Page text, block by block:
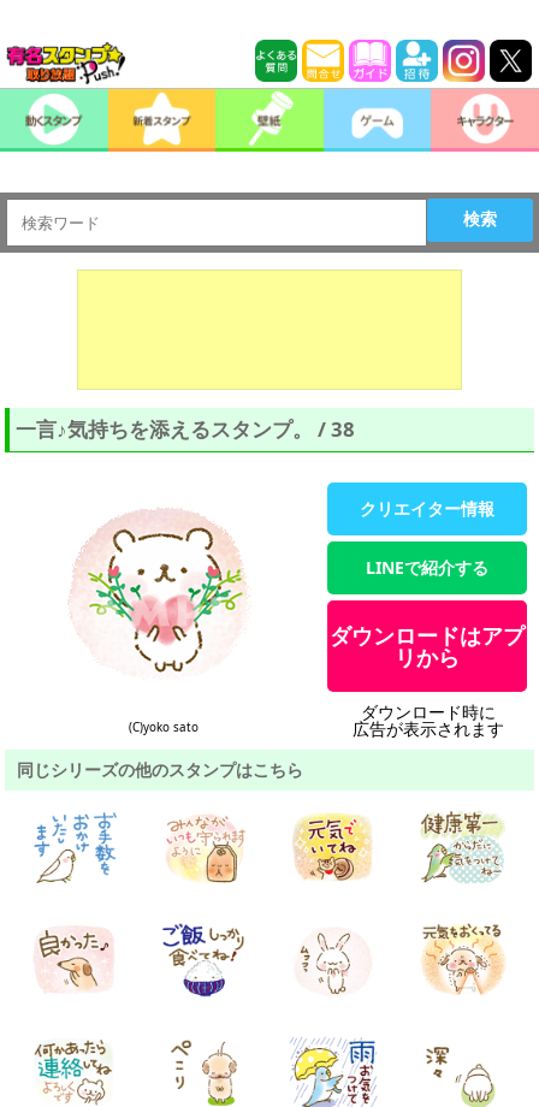
検索
一言♪気持ちを添えるスタンプ。 / 38
(C)yoko sato
クリエイター情報
LINEで紹介する
ダウンロードはアプ
リから
ダウンロード時に
広告が表示されます
同じシリーズの他のスタンプはこちら